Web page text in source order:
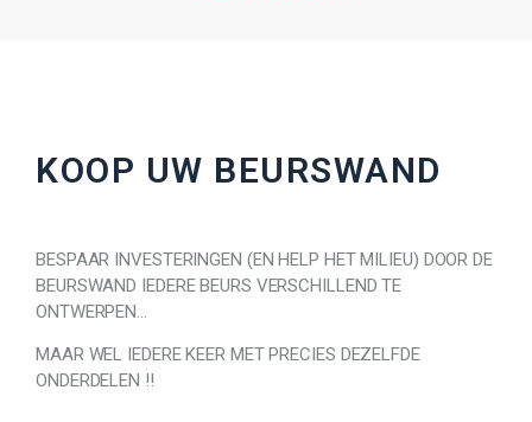
KOOP UW BEURSWAND
BESPAAR INVESTERINGEN (EN HELP HET MILIEU) DOOR DE
BEURSWAND IEDERE BEURS VERSCHILLEND TE
ONTWERPEN…
MAAR WEL IEDERE KEER MET PRECIES DEZELFDE
ONDERDELEN !!